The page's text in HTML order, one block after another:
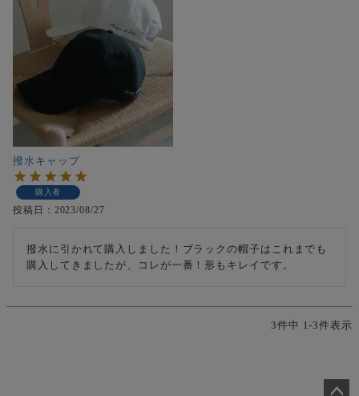
撥水キャップ
購入者
投稿日 2023/08/27
撥水に引かれて購入しました！ブラックの帽子はこれまでも
購入してきましたが、コレが一番！形もキレイです。
3件中 1-3件表示